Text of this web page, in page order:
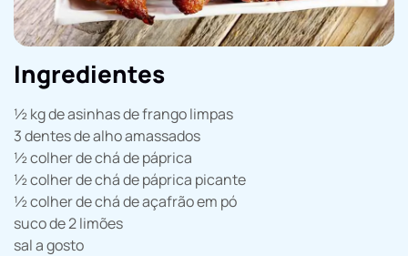
Ingredientes
½ kg de asinhas de frango limpas
3 dentes de alho amassados
½ colher de chá de páprica
½ colher de chá de páprica picante
½ colher de chá de açafrão em pó
suco de 2 limões
sal a gosto